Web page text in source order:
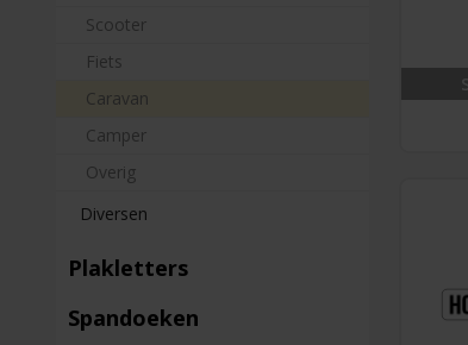
Scooter
Fiets
Caravan
Camper
Overig
Diversen
Plakletters
Spandoeken